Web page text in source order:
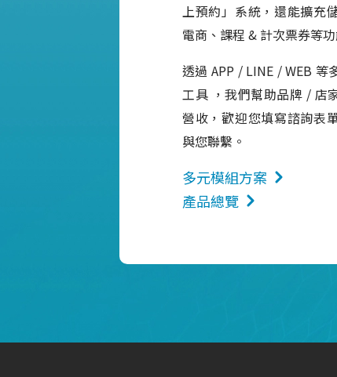
上預約」系統，還能擴充
電商、課程 & 計次票券等功
透過 APP / LINE / WEB 等
工具 ，我們幫助品牌 / 店
營收，歡迎您填寫諮詢表
與您聯繫。
多元模組方案
產品總覽